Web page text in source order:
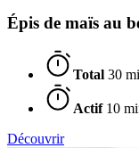
Épis de maïs au
Total 30
Actif10
Découvrir